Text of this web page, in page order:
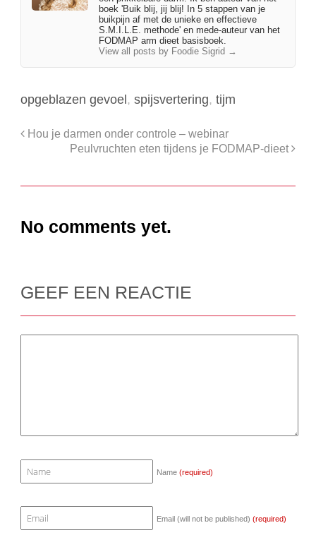
boek 'Buik blij, jij blij! In 5 stappen van je
buikpijn af met de unieke en effectieve
S.M.I.L.E. methode' en mede-auteur van het
FODMAP arm dieet basisboek.
View all posts by Foodie Sigrid →
opgeblazen gevoel,spijsvertering,tijm
Hou je darmen onder controle – webinar
Peulvruchten eten tijdens je FODMAP-dieet
No comments yet.
GEEF EEN REACTIE
Name(required)
Email (will not be published)(required)